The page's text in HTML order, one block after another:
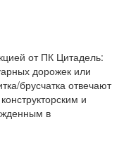
от ПК Цитадель:
дорожек или
брусчатка отвечают
и
в